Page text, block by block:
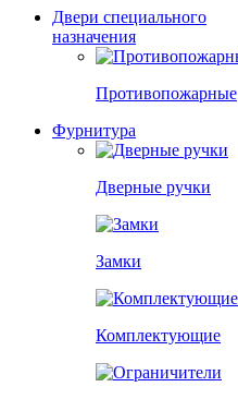
Двери специального
назначения
Противопожарные
Фурнитура
Дверные ручки
Замки
Комплектующие